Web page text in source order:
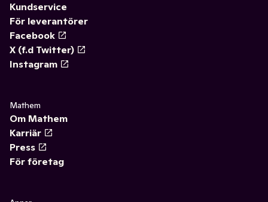
Kundservice
För leverantörer
Facebook
X (f.d Twitter)
Instagram
Mathem
Om Mathem
Karriär
Press
För företag